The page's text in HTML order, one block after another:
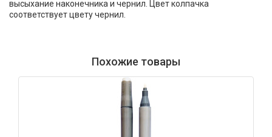
высыхание наконечника и чернил. Цвет колпачка
соответствует цвету чернил.
Похожие товары